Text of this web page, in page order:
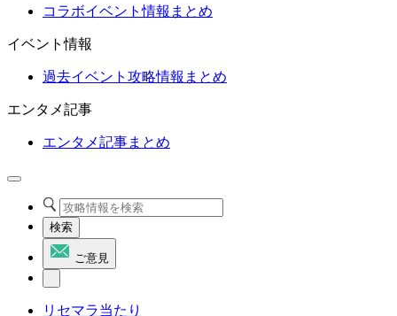
コラボイベント情報まとめ
イベント情報
過去イベント攻略情報まとめ
エンタメ記事
エンタメ記事まとめ
検索
ご意見
リセマラ当たり